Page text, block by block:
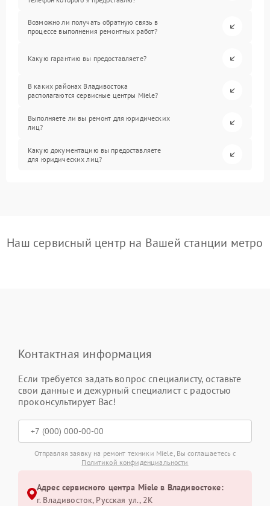
Возможно ли получать обратную связь в
процессе выполнения ремонтных работ?
Какую гарантию вы предоставляете?
В каких районах Владивостока
располагаются сервисные центры Miele?
Выполняете ли вы ремонт для юридических
лиц?
Какую документацию вы предоставляете
для юридических лиц?
Наш сервисный центр на Вашей станции метро
Контактная информация
Если требуется задать вопрос специалисту, оставьте
свои данные и дежурный специалист с радостью
проконсультирует Вас!
Отправляя заявку на ремонт техники Miele, Вы соглашаетесь с
Политикой конфиденциальности
Адрес сервисного центра Miele в Владивостоке:
г. Владивосток, Русская ул., 2К